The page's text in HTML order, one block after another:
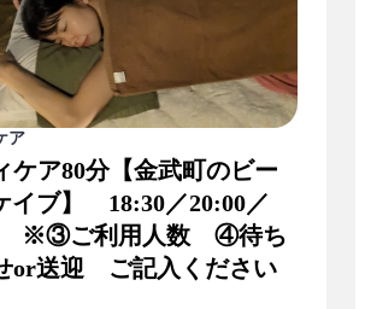
ア
ケア80分【金武町のビー
イブ】 18:30／20:00／
※③ご利用人数 ④待ち
or送迎 ご記入ください